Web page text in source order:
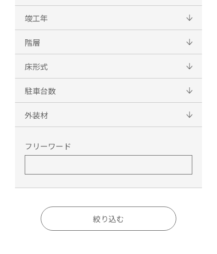
竣工年
階層
床形式
駐車台数
外装材
フリーワード
絞り込む